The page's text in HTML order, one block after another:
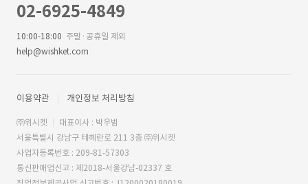
02-6925-4849
10:00-18:00 주말·공휴일 제외
help@wishket.com
이용약관 개인정보 처리방침
㈜위시켓
대표이사 : 박우범
서울특별시 강남구 테헤란로 211 3층 ㈜위시켓
사업자등록번호 : 209-81-57303
통신판매업신고 : 제2018-서울강남-02337 호